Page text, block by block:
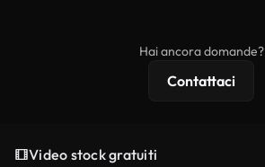
Hai ancora domande?
Contattaci
Video stock gratuiti